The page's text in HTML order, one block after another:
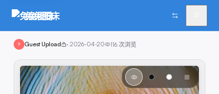
兔兔图床
? Guest Upload · 2026-04-20 116 次浏览